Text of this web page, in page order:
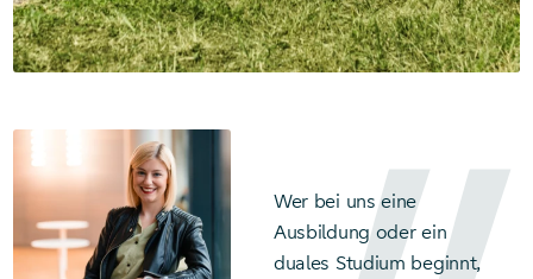
Wer bei uns eine
Ausbildung oder ein
duales Studium beginnt,